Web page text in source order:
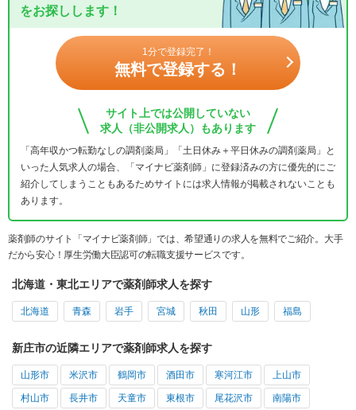
をお探しします！
1分で登録完了！
無料で登録する！
サイト上では公開していない
求人（非公開求人）もあります
「高年収かつ転勤なしの調剤薬局」「土日休み＋平日休みの調剤薬局」と
いった人気求人の場合、「マイナビ薬剤師」に登録済みの方に優先的にご
紹介してしまうこともあるためサイトには求人情報が掲載されないことも
あります。
薬剤師のサイト「マイナビ薬剤師」では、希望通りの求人を無料でご紹介。大手
だから安心！厚生労働大臣認可の転職支援サービスです。
北海道・東北エリアで薬剤師求人を探す
北海道 青森 岩手 宮城 秋田 山形 福島
新庄市の近隣エリアで薬剤師求人を探す
山形市 米沢市 鶴岡市 酒田市 寒河江市 上山市
村山市 長井市 天童市 東根市 尾花沢市 南陽市